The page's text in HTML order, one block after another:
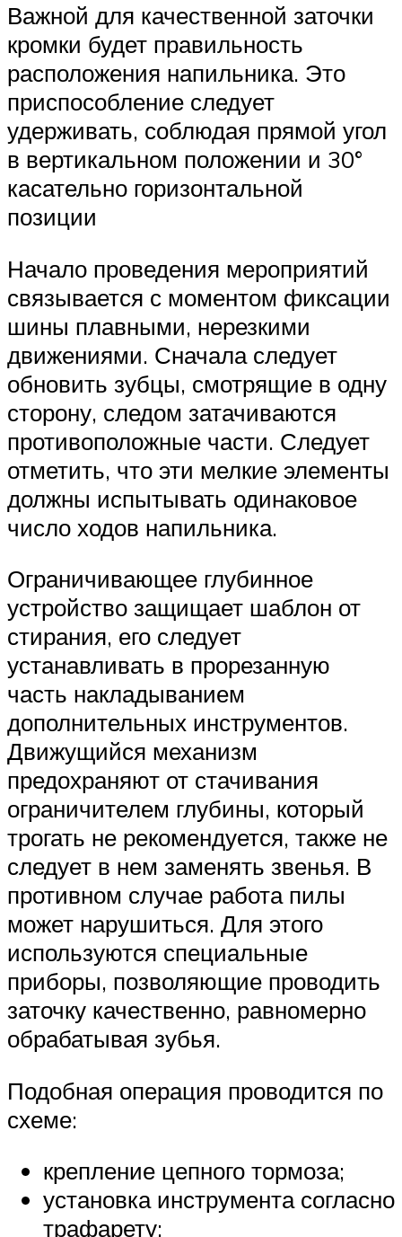
Важной для качественной заточки
кромки будет правильность
расположения напильника. Это
приспособление следует
удерживать, соблюдая прямой угол
в вертикальном положении и 30°
касательно горизонтальной
позиции
Начало проведения мероприятий
связывается с моментом фиксации
шины плавными, нерезкими
движениями. Сначала следует
обновить зубцы, смотрящие в одну
сторону, следом затачиваются
противоположные части. Следует
отметить, что эти мелкие элементы
должны испытывать одинаковое
число ходов напильника.
Ограничивающее глубинное
устройство защищает шаблон от
стирания, его следует
устанавливать в прорезанную
часть накладыванием
дополнительных инструментов.
Движущийся механизм
предохраняют от стачивания
ограничителем глубины, который
трогать не рекомендуется, также не
следует в нем заменять звенья. В
противном случае работа пилы
может нарушиться. Для этого
используются специальные
приборы, позволяющие проводить
заточку качественно, равномерно
обрабатывая зубья.
Подобная операция проводится по
схеме:
крепление цепного тормоза;
установка инструмента согласно
трафарету;